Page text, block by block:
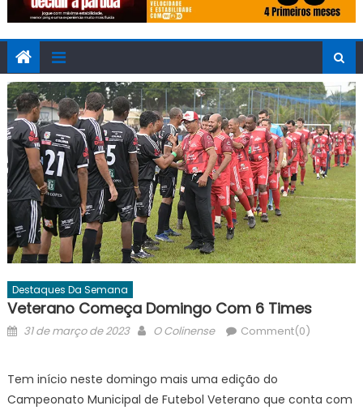
Destaques Da Semana
Veterano Começa Domingo Com 6 Times
Posted
31 de março de 2023 Author
O Colinense Comment(0)
Tem início neste domingo mais uma edição do
Campeonato Municipal de Futebol Veterano que conta com